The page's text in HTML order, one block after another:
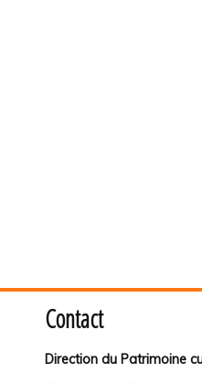
Contact
Direction du Patrimoine